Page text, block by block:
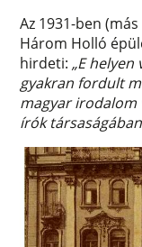
Az 1931-ben
Három Holló
hirdeti:„E
gyakran fordult
magyar irodalom
írók